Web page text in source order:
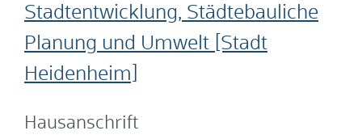
Stadtentwicklung, Städtebauliche
Planung und Umwelt [Stadt
Heidenheim]
Hausanschrift